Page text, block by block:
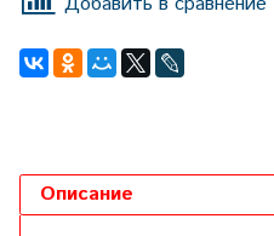
Описание